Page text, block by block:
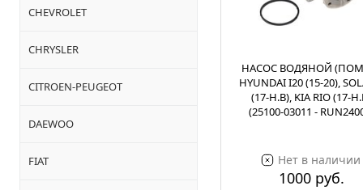
CHEVROLET
CHRYSLER
CITROEN-PEUGEOT
DAEWOO
FIAT
НАСОС ВОДЯНОЙ
HYUNDAI I20 (15-20),
(17-Н.В), KIA RIO (17-
(25100-03011 -
Нет в наличии
1000 руб.